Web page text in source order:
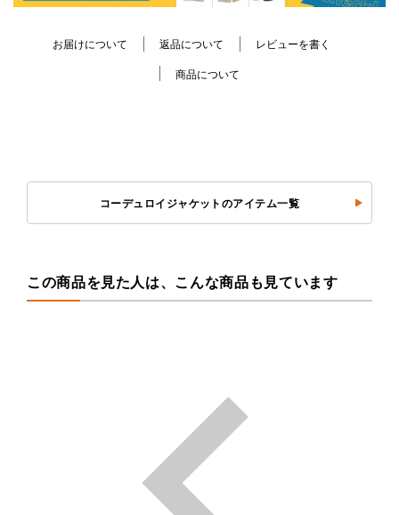
お届けについて 返品について レビューを書く
商品について
コーデュロイジャケットのアイテム一覧
この商品を見た人は、こんな商品も見ています